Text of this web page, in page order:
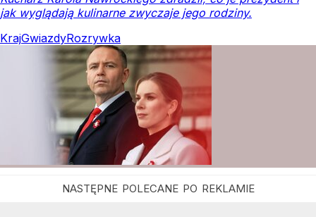
jak wyglądają kulinarne zwyczaje jego rodziny.
KrajGwiazdyRozrywka